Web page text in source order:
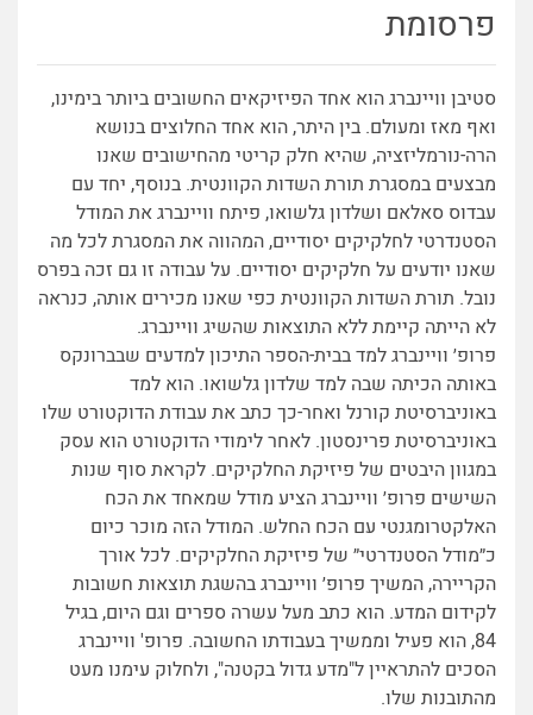
פרסומת
סטיבן וויינברג הוא אחד הפיזיקאים החשובים ביותר בימינו,
ואף מאז ומעולם. בין היתר, הוא אחד החלוצים בנושא
הרה-נורמליזציה, שהיא חלק קריטי מהחישובים שאנו
מבצעים במסגרת תורת השדות הקוונטית. בנוסף, יחד עם
עבדוס סאלאם ושלדון גלשואו, פיתח וויינברג את המודל
הסטנדרטי לחלקיקים יסודיים, המהווה את המסגרת לכל מה
שאנו יודעים על חלקיקים יסודיים. על עבודה זו גם זכה בפרס
נובל. תורת השדות הקוונטית כפי שאנו מכירים אותה, כנראה
לא הייתה קיימת ללא התוצאות שהשיג וויינברג.
פרופ׳ וויינברג למד בבית-הספר התיכון למדעים שבברונקס
באותה הכיתה שבה למד שלדון גלשואו. הוא למד
באוניברסיטת קורנל ואחר-כך כתב את עבודת הדוקטורט שלו
באוניברסיטת פרינסטון. לאחר לימודי הדוקטורט הוא עסק
במגוון היבטים של פיזיקת החלקיקים. לקראת סוף שנות
השישים פרופ׳ וויינברג הציע מודל שמאחד את הכח
האלקטרומגנטי עם הכח החלש. המודל הזה מוכר כיום
כ״מודל הסטנדרטי״ של פיזיקת החלקיקים. לכל אורך
הקריירה, המשיך פרופ׳ וויינברג בהשגת תוצאות חשובות
לקידום המדע. הוא כתב מעל עשרה ספרים וגם היום, בגיל
84, הוא פעיל וממשיך בעבודתו החשובה.
פרופ' וויינברג
הסכים להתראיין ל"מדע גדול בקטנה", ולחלוק עימנו מעט
מהתובנות שלו.